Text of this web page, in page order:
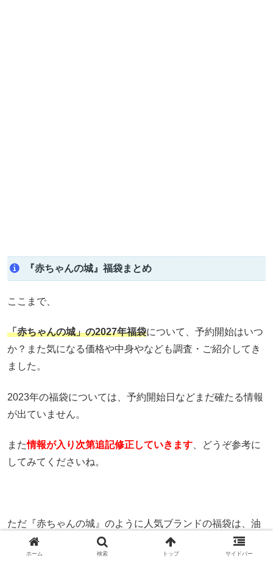
『赤ちゃんの城』福袋まとめ
ここまで、
「赤ちゃんの城」の2027年福袋について、予約開始はいつ
か？また気になる価格や中身やなども調査・ご紹介してき
ました。
2023年の福袋については、予約開始日などまだ確たる情報
が出ていません。
また情報が入り次第追記修正していきます 、どうぞ参考に
してみてくださいね。
ただ『赤ちゃんの城』のように人気ブランドの福袋は、油
断しているうちに売り切れてしまうことも多いと思われま
す。ホーム 検索 トップ サイドバー